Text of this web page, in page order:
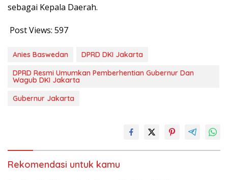
sebagai Kepala Daerah.
Post Views: 597
Anies Baswedan
DPRD DKI Jakarta
DPRD Resmi Umumkan Pemberhentian Gubernur Dan
Wagub DKI Jakarta
Gubernur Jakarta
Rekomendasi untuk kamu